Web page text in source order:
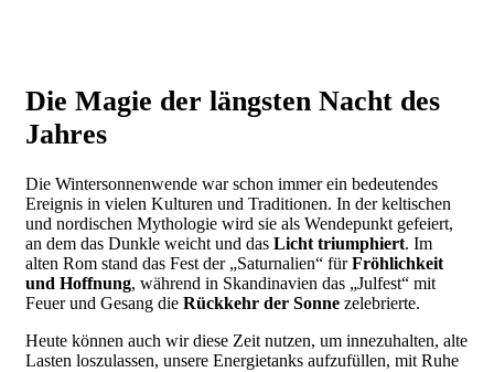
Die Magie der längsten Nacht des
Jahres
Die Wintersonnenwende war schon immer ein bedeutendes
Ereignis in vielen Kulturen und Traditionen. In der keltischen
und nordischen Mythologie wird sie als Wendepunkt gefeiert,
an dem das Dunkle weicht und das Licht triumphiert. Im
alten Rom stand das Fest der „Saturnalien“ fürFröhlichkeit
und Hoffnung, während in Skandinavien das „Julfest“ mit
Feuer und Gesang die Rückkehr der Sonne zelebrierte.
Heute können auch wir diese Zeit nutzen, um innezuhalten, alte
Lasten loszulassen, unsere Energietanks aufzufüllen, mit Ruhe